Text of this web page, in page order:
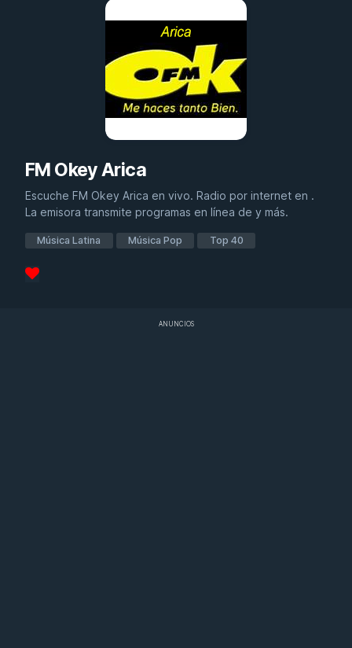
FM Okey Arica
Escuche FM Okey Arica en vivo. Radio por internet en .
La emisora transmite programas en línea de y más.
Música Latina Música Pop Top 40
ANUNCIOS